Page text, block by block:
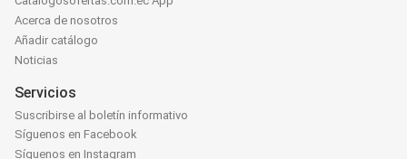
Acerca de nosotros
Añadir catálogo
Noticias
Servicios
Suscribirse al boletín informativo
Síguenos en Facebook
Síguenos en Instagram